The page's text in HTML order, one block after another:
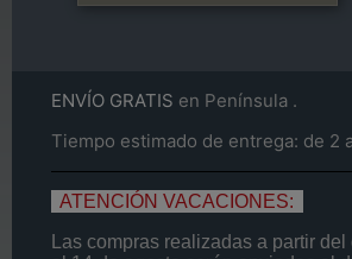
ENVÍO GRATIS en Península .
Tiempo estimado de entrega: de 2
ATENCIÓN VACACIONES:
Las compras realizadas a partir del